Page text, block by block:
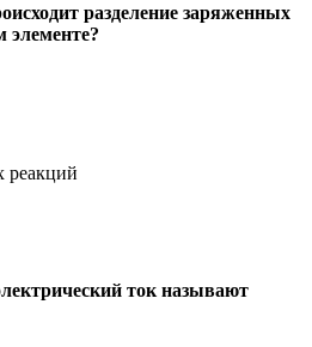
разделение заряженных
элементе?
реакций
ток называют